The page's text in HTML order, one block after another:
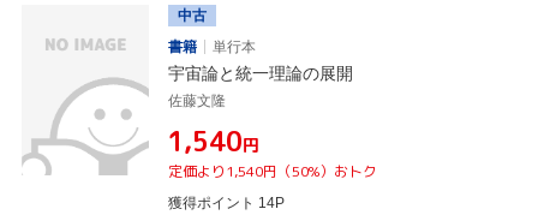
中古
書籍
単行本
宇宙論と統一理論の展開
佐藤文隆
¥1,540円
定価より1,540円（50%）おトク
獲得ポイント 14P